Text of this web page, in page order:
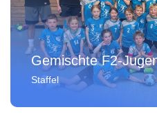
Gemischte F2-
Staffel